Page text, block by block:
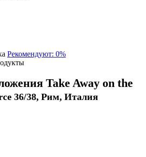
Рекомендуют: 0%
Take Away on the
36/38, Рим, Италия